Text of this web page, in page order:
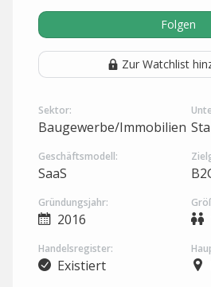
Folgen
Zur Watchlist
Sektor:
Baugewerbe/Immobilien
Geschäftsmodell:
SaaS
Gründungsjahr:
2016
Handelsregister:
Existiert